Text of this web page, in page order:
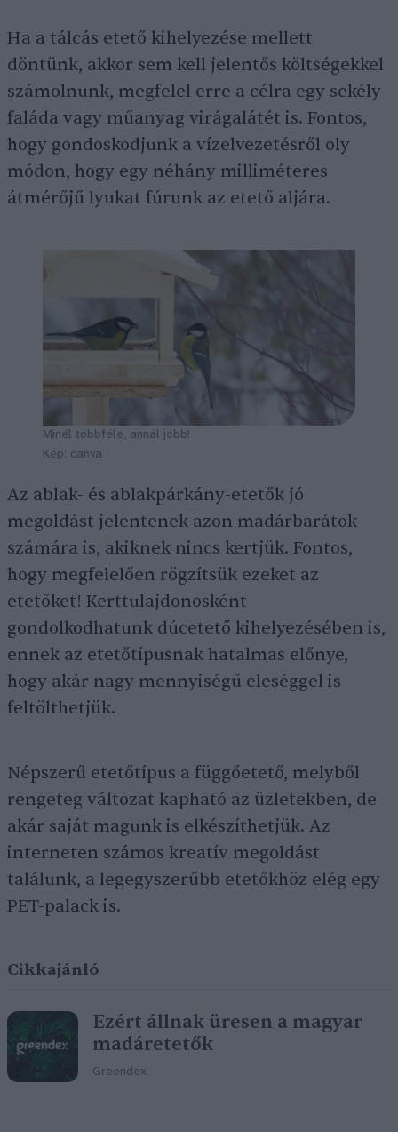
Ha a tálcás etető kihelyezése mellett
döntünk, akkor sem kell jelentős költségekkel
számolnunk, megfelel erre a célra egy sekély
faláda vagy műanyag virágalátét is. Fontos,
hogy gondoskodjunk a vízelvezetésről oly
módon, hogy egy néhány milliméteres
átmérőjű lyukat fúrunk az etető aljára.
Minél többféle, annál jobb!
Kép: canva
Az ablak- és ablakpárkány-etetők jó
megoldást jelentenek azon madárbarátok
számára is, akiknek nincs kertjük. Fontos,
hogy megfelelően rögzítsük ezeket az
etetőket! Kerttulajdonosként
gondolkodhatunk dúcetető kihelyezésében is,
ennek az etetőtípusnak hatalmas előnye,
hogy akár nagy mennyiségű eleséggel is
feltölthetjük.
Népszerű etetőtípus a függőetető, melyből
rengeteg változat kapható az üzletekben, de
akár saját magunk is elkészíthetjük. Az
interneten számos kreatív megoldást
találunk, a legegyszerűbb etetőkhöz elég egy
PET-palack is.
Cikkajánló
Ezért állnak üresen a magyar
madáretetők
Greendex